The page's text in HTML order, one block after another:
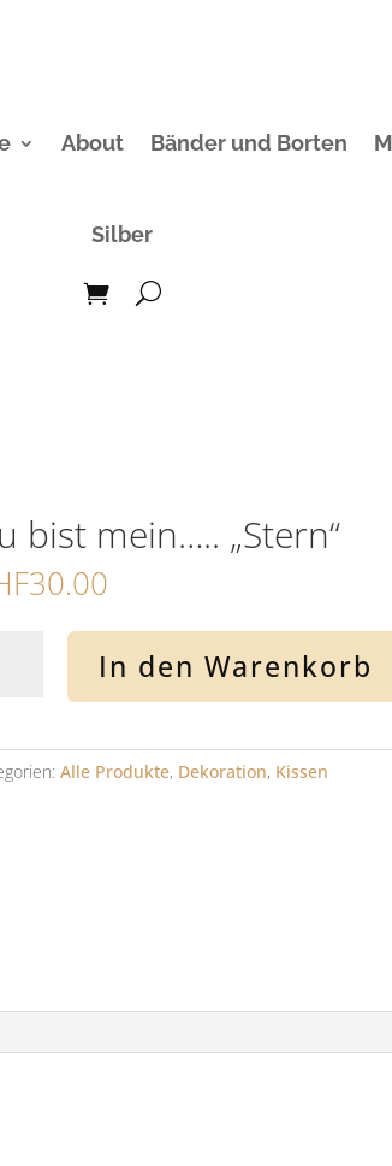
About Bänder und Borten
Silber
bist mein….. „Stern“
30.00
In den Warenkorb
Alle Produkte, Dekoration, Kissen